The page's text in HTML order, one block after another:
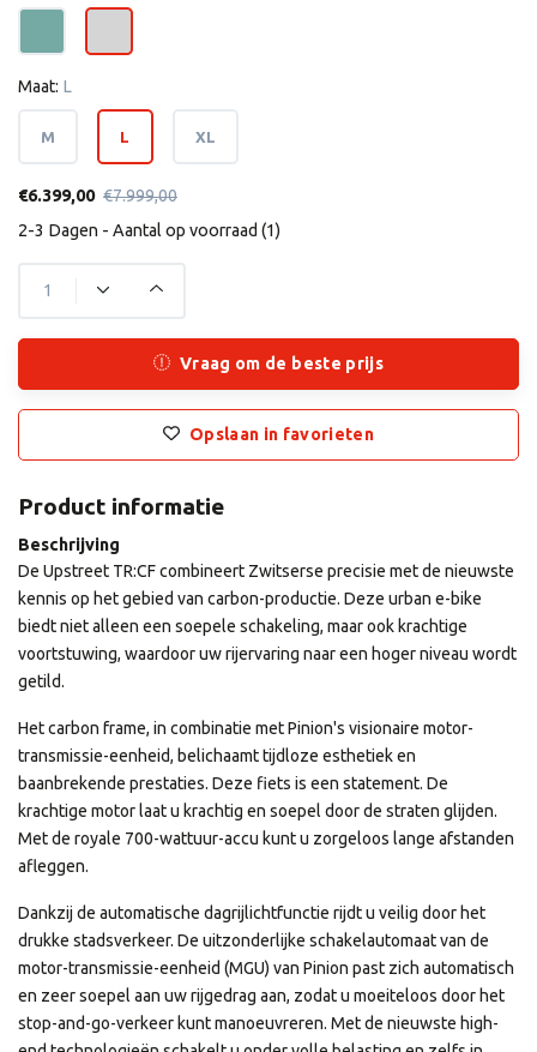
Maat: L
M L XL
€6.399,00 €7.999,00
2-3 Dagen - Aantal op voorraad (1)
Vraag om de beste prijs
Opslaan in favorieten
Product informatie
Beschrijving
De Upstreet TR:CF combineert Zwitserse precisie met de nieuwste
kennis op het gebied van carbon-productie. Deze urban e-bike
biedt niet alleen een soepele schakeling, maar ook krachtige
voortstuwing, waardoor uw rijervaring naar een hoger niveau wordt
getild.
Het carbon frame, in combinatie met Pinion's visionaire motor-
transmissie-eenheid, belichaamt tijdloze esthetiek en
baanbrekende prestaties. Deze fiets is een statement. De
krachtige motor laat u krachtig en soepel door de straten glijden.
Met de royale 700-wattuur-accu kunt u zorgeloos lange afstanden
afleggen.
Dankzij de automatische dagrijlichtfunctie rijdt u veilig door het
drukke stadsverkeer. De uitzonderlijke schakelautomaat van de
motor-transmissie-eenheid (MGU) van Pinion past zich automatisch
en zeer soepel aan uw rijgedrag aan, zodat u moeiteloos door het
stop-and-go-verkeer kunt manoeuvreren. Met de nieuwste high-